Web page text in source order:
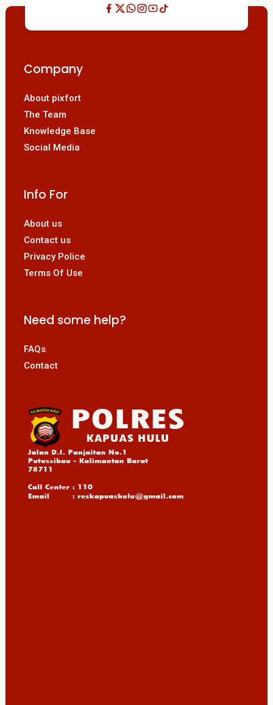
Company
About pixfort
The Team
Knowledge Base
Social Media
Info For
About us
Contact us
Privacy Police
Terms Of Use
Need some help?
FAQs
Contact